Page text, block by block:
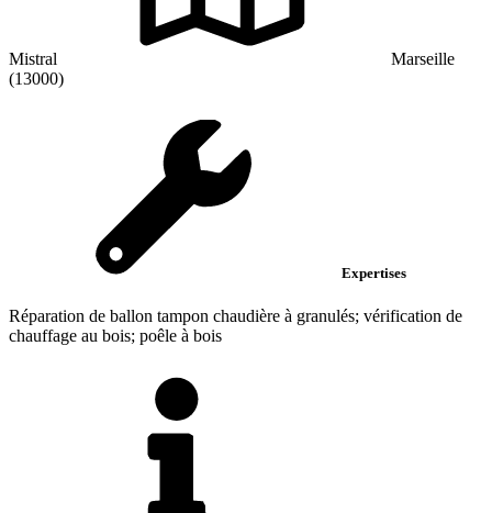
Mistral
Marseille
(13000)
Expertises
Réparation de ballon tampon chaudière à granulés; vérification de
chauffage au bois; poêle à bois